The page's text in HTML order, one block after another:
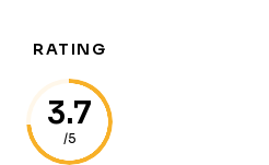
RATING
3.7
/5